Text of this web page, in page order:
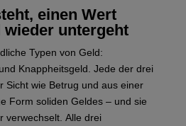
einen Wert
untergeht
Typen von Geld:
Knappheitsgeld. Jede der drei
Sicht wie Betrug und aus einer
Form soliden Geldes – und sie
verwechselt. Alle drei